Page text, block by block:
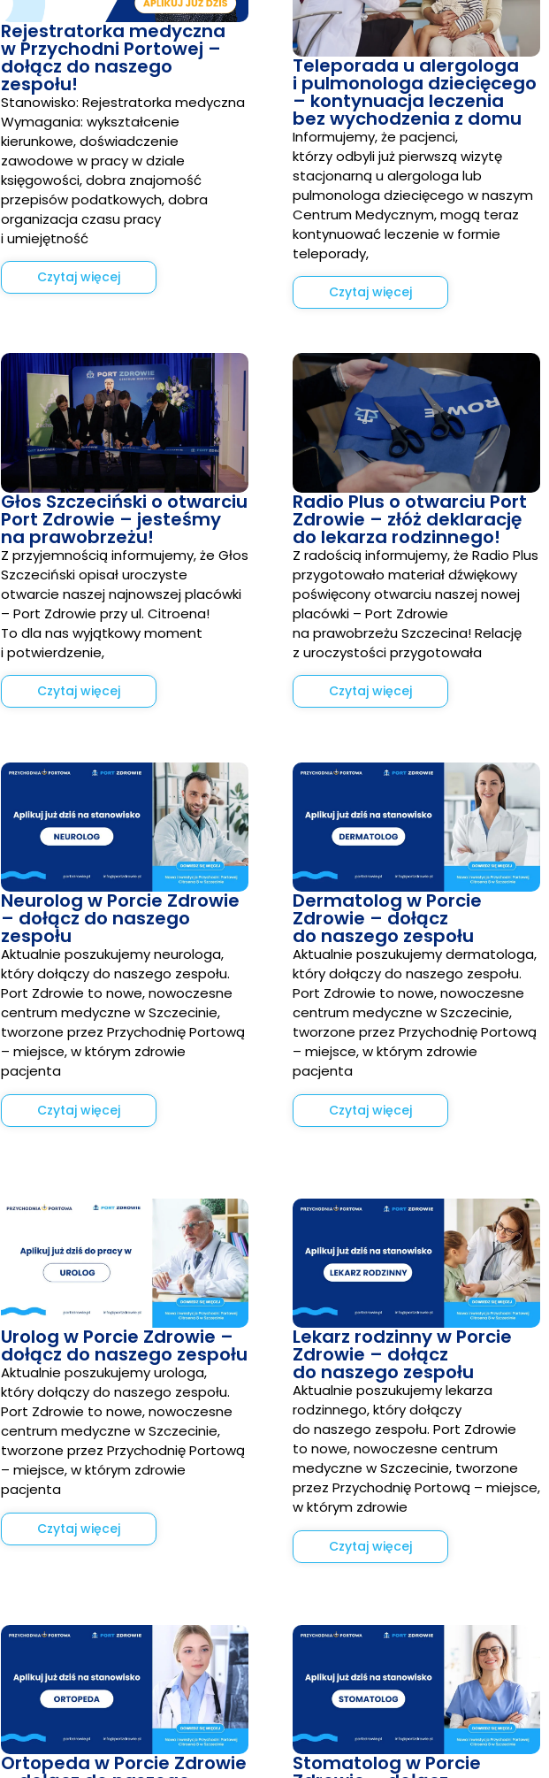
Rejestratorka medyczna
w Przychodni Portowej –
dołącz do naszego
zespołu!
Stanowisko: Rejestratorka medyczna
Wymagania: wykształcenie
kierunkowe, doświadczenie
zawodowe w pracy w dziale
księgowości, dobra znajomość
przepisów podatkowych, dobra
organizacja czasu pracy
i umiejętność
Czytaj więcej
Teleporada u alergologa
i pulmonologa dziecięcego
– kontynuacja leczenia
bez wychodzenia z domu
Informujemy, że pacjenci,
którzy odbyli już pierwszą wizytę
stacjonarną u alergologa lub
pulmonologa dziecięcego w naszym
Centrum Medycznym, mogą teraz
kontynuować leczenie w formie
teleporady,
Czytaj więcej
Głos Szczeciński o otwarciu
Port Zdrowie – jesteśmy
na prawobrzeżu!
Z przyjemnością informujemy, że Głos
Szczeciński opisał uroczyste
otwarcie naszej najnowszej placówki
– Port Zdrowie przy ul. Citroena!
To dla nas wyjątkowy moment
i potwierdzenie,
Czytaj więcej
Radio Plus o otwarciu Port
Zdrowie – złóż deklarację
do lekarza rodzinnego!
Z radością informujemy, że Radio Plus
przygotowało materiał dźwiękowy
poświęcony otwarciu naszej nowej
placówki – Port Zdrowie
na prawobrzeżu Szczecina! Relację
z uroczystości przygotowała
Czytaj więcej
Neurolog w Porcie Zdrowie
– dołącz do naszego
zespołu
Aktualnie poszukujemy neurologa,
który dołączy do naszego zespołu.
Port Zdrowie to nowe, nowoczesne
centrum medyczne w Szczecinie,
tworzone przez Przychodnię Portową
– miejsce, w którym zdrowie
pacjenta
Czytaj więcej
Dermatolog w Porcie
Zdrowie – dołącz
do naszego zespołu
Aktualnie poszukujemy dermatologa,
który dołączy do naszego zespołu.
Port Zdrowie to nowe, nowoczesne
centrum medyczne w Szczecinie,
tworzone przez Przychodnię Portową
– miejsce, w którym zdrowie
pacjenta
Czytaj więcej
Urolog w Porcie Zdrowie –
dołącz do naszego zespołu
Aktualnie poszukujemy urologa,
który dołączy do naszego zespołu.
Port Zdrowie to nowe, nowoczesne
centrum medyczne w Szczecinie,
tworzone przez Przychodnię Portową
– miejsce, w którym zdrowie
pacjenta
Czytaj więcej
Lekarz rodzinny w Porcie
Zdrowie – dołącz
do naszego zespołu
Aktualnie poszukujemy lekarza
rodzinnego, który dołączy
do naszego zespołu. Port Zdrowie
to nowe, nowoczesne centrum
medyczne w Szczecinie, tworzone
przez Przychodnię Portową – miejsce,
w którym zdrowie
Czytaj więcej
Ortopeda w Porcie Zdrowie Stomatolog w Porcie